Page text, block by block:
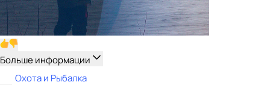
Больше информации
Охота и Рыбалка